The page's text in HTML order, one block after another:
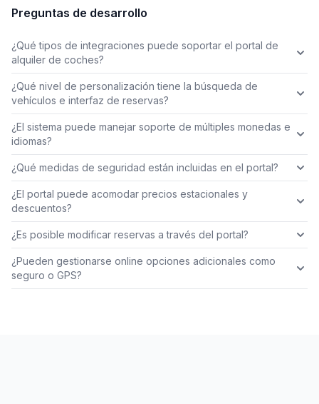
Preguntas de desarrollo
¿Qué tipos de integraciones puede soportar el portal de
alquiler de coches?
¿Qué nivel de personalización tiene la búsqueda de
vehículos e interfaz de reservas?
¿El sistema puede manejar soporte de múltiples monedas e
idiomas?
¿Qué medidas de seguridad están incluidas en el portal?
¿El portal puede acomodar precios estacionales y
descuentos?
¿Es posible modificar reservas a través del portal?
¿Pueden gestionarse online opciones adicionales como
seguro o GPS?